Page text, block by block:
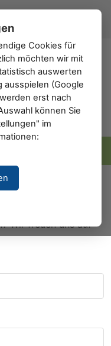
Wir freuen uns auf
Cookies für
möchten wir mit
auswerten
ausspielen (Google
erst nach
können Sie
im